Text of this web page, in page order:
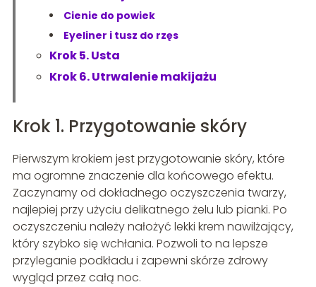
Cienie do powiek
Eyeliner i tusz do rzęs
Krok 5. Usta
Krok 6. Utrwalenie makijażu
Krok 1. Przygotowanie skóry
Pierwszym krokiem jest przygotowanie skóry, które
ma ogromne znaczenie dla końcowego efektu.
Zaczynamy od dokładnego oczyszczenia twarzy,
najlepiej przy użyciu delikatnego żelu lub pianki. Po
oczyszczeniu należy nałożyć lekki krem nawilżający,
który szybko się wchłania. Pozwoli to na lepsze
przyleganie podkładu i zapewni skórze zdrowy
wygląd przez całą noc.